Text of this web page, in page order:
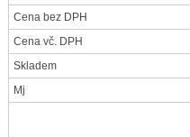
Cena bez DPH
Cena vč. DPH
Skladem
Mj